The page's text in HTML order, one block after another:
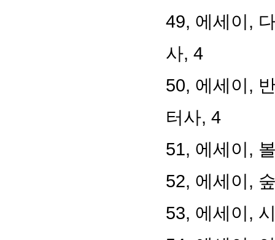
49, 에세이 ,
사, 4
50, 에세이 ,
터사, 4
51, 에세이 ,
52, 에세이 ,
53, 에세이 ,